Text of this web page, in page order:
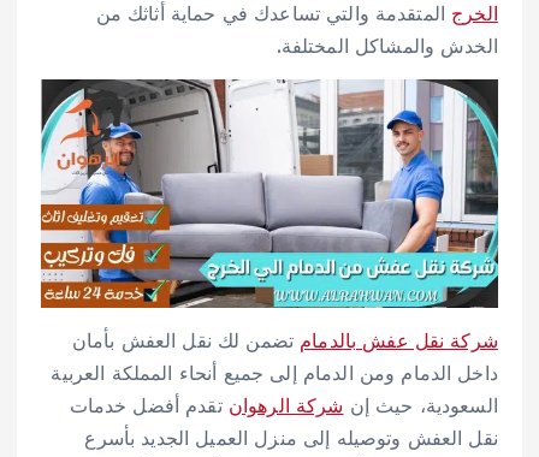
الخرج المتقدمة والتي تساعدك في حماية أثاثك من
الخدش والمشاكل المختلفة.
شركة نقل عفش بالدمام تضمن لك نقل العفش بأمان
داخل الدمام ومن الدمام إلى جميع أنحاء المملكة العربية
السعودية، حيث إن شركة الرهوان تقدم أفضل خدمات
نقل العفش وتوصيله إلى منزل العميل الجديد بأسرع